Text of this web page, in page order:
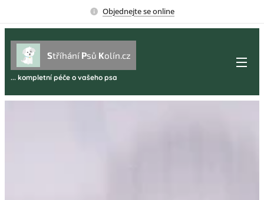
Objednejte se online
Stříhání Psů Kolín.cz
... kompletní péče o vašeho psa